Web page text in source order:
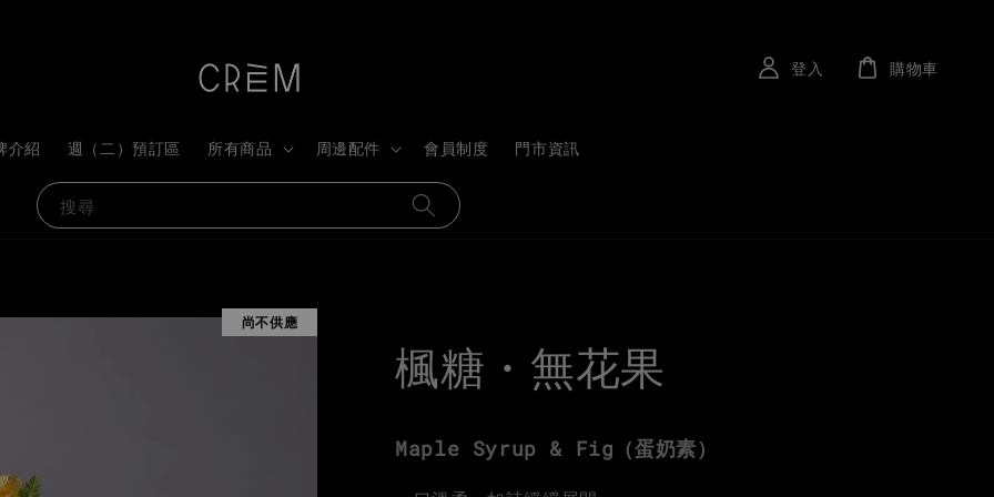
搜尋
介紹 週（二）預訂區 所有商品 周邊配件 會員制度 門市資訊
登入 購物車
尚不供應
楓糖・無花果
Maple Syrup & Fig （蛋奶素）